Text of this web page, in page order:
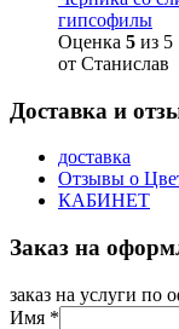
гипсофилы
Оценка 5 из 5
от Станислав
Доставка и
доставка
Отзывы о
КАБИНЕТ
Заказ на
заказ на услуги по
Имя *